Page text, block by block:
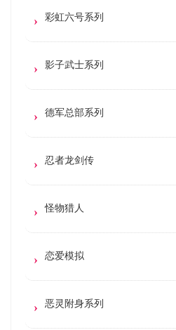
彩虹六号系列
影子武士系列
德军总部系列
忍者龙剑传
怪物猎人
恋爱模拟
恶灵附身系列